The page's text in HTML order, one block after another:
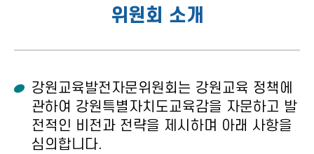
위원회 소개
강원교육발전자문위원회는 강원교육 정책에
관하여 강원특별자치도교육감을 자문하고 발
전적인 비전과 전략을 제시하며 아래 사항을
심의합니다.